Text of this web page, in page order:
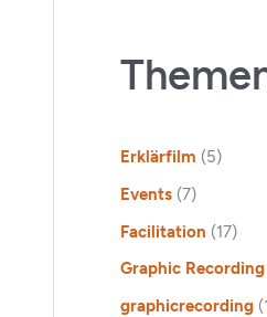
Erklärfilm (5)
Events(7)
Facilitation (17)
Graphic Recording
graphicrecording